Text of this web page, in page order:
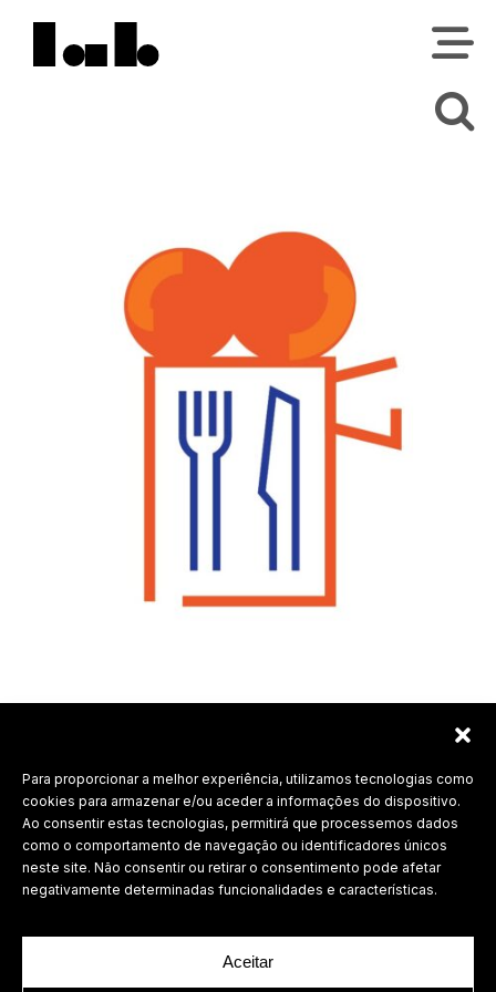
Para proporcionar a melhor experiência, utilizamos tecnologias como
cookies para armazenar e/ou aceder a informações do dispositivo.
Ao consentir estas tecnologias, permitirá que processemos dados
como o comportamento de navegação ou identificadores únicos
neste site. Não consentir ou retirar o consentimento pode afetar
negativamente determinadas funcionalidades e características.
Aceitar
Labdesign, Lda.
2026 Todos os direitos reservados.
Política de Privacidade